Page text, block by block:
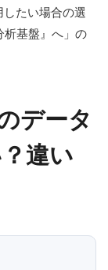
たい場合の選
析基盤』へ」の
データ
違い